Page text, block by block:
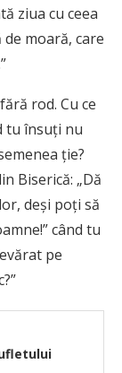
ziua cu ceea
moară, care
rod. Cu ce
tu însuţi nu
ţie?
Biserică: „Dă
deşi poţi să
când tu
pe